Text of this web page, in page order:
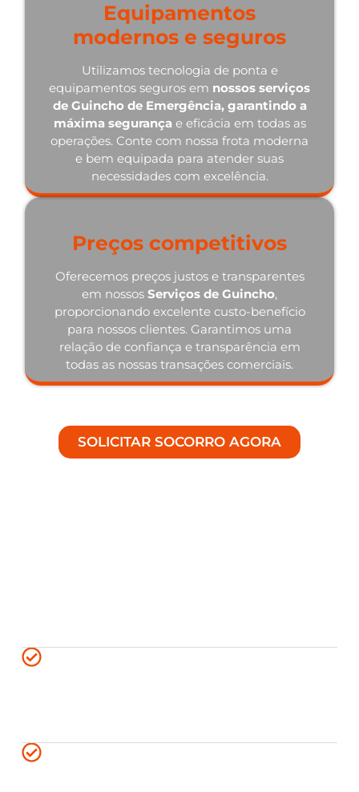
Equipamentos
modernos e seguros
Utilizamos tecnologia de ponta e
equipamentos seguros em nossos serviços
de Guincho de Emergência, garantindo a
máxima segurança e eficácia em todas as
operações. Conte com nossa frota moderna
e bem equipada para atender suas
necessidades com excelência.
Preços competitivos
Oferecemos preços justos e transparentes
em nossos Serviços de Guincho,
proporcionando excelente custo-benefício
para nossos clientes. Garantimos uma
relação de confiança e transparência em
todas as nossas transações comerciais.
SOLICITAR SOCORRO AGORA